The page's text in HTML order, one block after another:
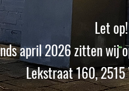
Let op!
april 2026 zitten wij
Lekstraat 160, 2515